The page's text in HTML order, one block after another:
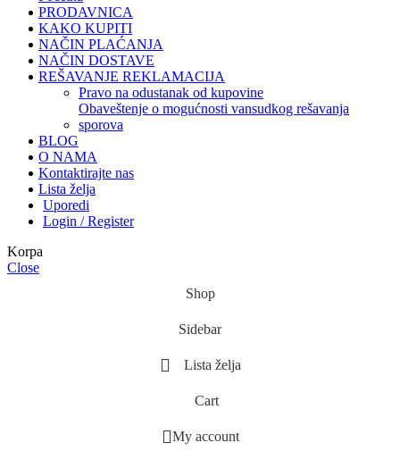
PRODAVNICA
KAKO KUPITI
NAČIN PLAĆANJA
NAČIN DOSTAVE
REŠAVANJE REKLAMACIJA
pravo na odustanak od kupovine
obaveštenje o mogućnosti vansudkog rešavanja
sporova
BLOG
O NAMA
Kontaktirajte nas
Lista želja
Uporedi
Login / Register
Korpa
Close
Shop
Sidebar
Lista želja
Cart
My account